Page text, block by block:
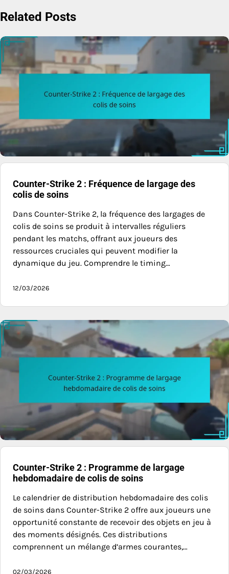
Related Posts
Counter-Strike 2 : Fréquence de largage des
colis de soins
Dans Counter-Strike 2, la fréquence des largages de
colis de soins se produit à intervalles réguliers
pendant les matchs, offrant aux joueurs des
ressources cruciales qui peuvent modifier la
dynamique du jeu. Comprendre le timing…
12/03/2026
Counter-Strike 2 : Programme de largage
hebdomadaire de colis de soins
Le calendrier de distribution hebdomadaire des colis
de soins dans Counter-Strike 2 offre aux joueurs une
opportunité constante de recevoir des objets en jeu à
des moments désignés. Ces distributions
comprennent un mélange d’armes courantes,…
02/03/2026